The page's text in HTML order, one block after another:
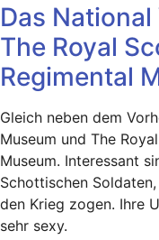
Das
The Royal
Regimental
Gleich neben dem
Museum und The
Museum. Interessant
Schottischen
den Krieg zogen. Ihre
sehr sexy.